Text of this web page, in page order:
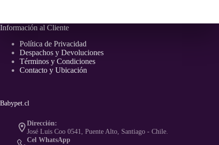
Información al Cliente
Política de Privacidad
Despachos y Devoluciones
Términos y Condiciones
Contacto y Ubicación
Babypet.cl
Dirección:
José Luis Coo 0541, Puente Alto, Santiago - Chile.
Cel WhatsApp